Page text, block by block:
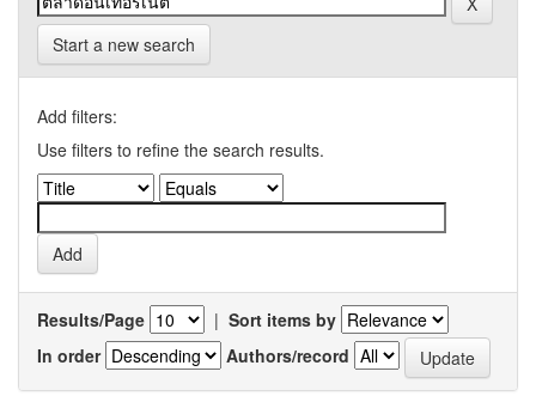
Start a new search
Add filters:
Use filters to refine the search results.
Results/Page | Sort items by
In order
Authors/record